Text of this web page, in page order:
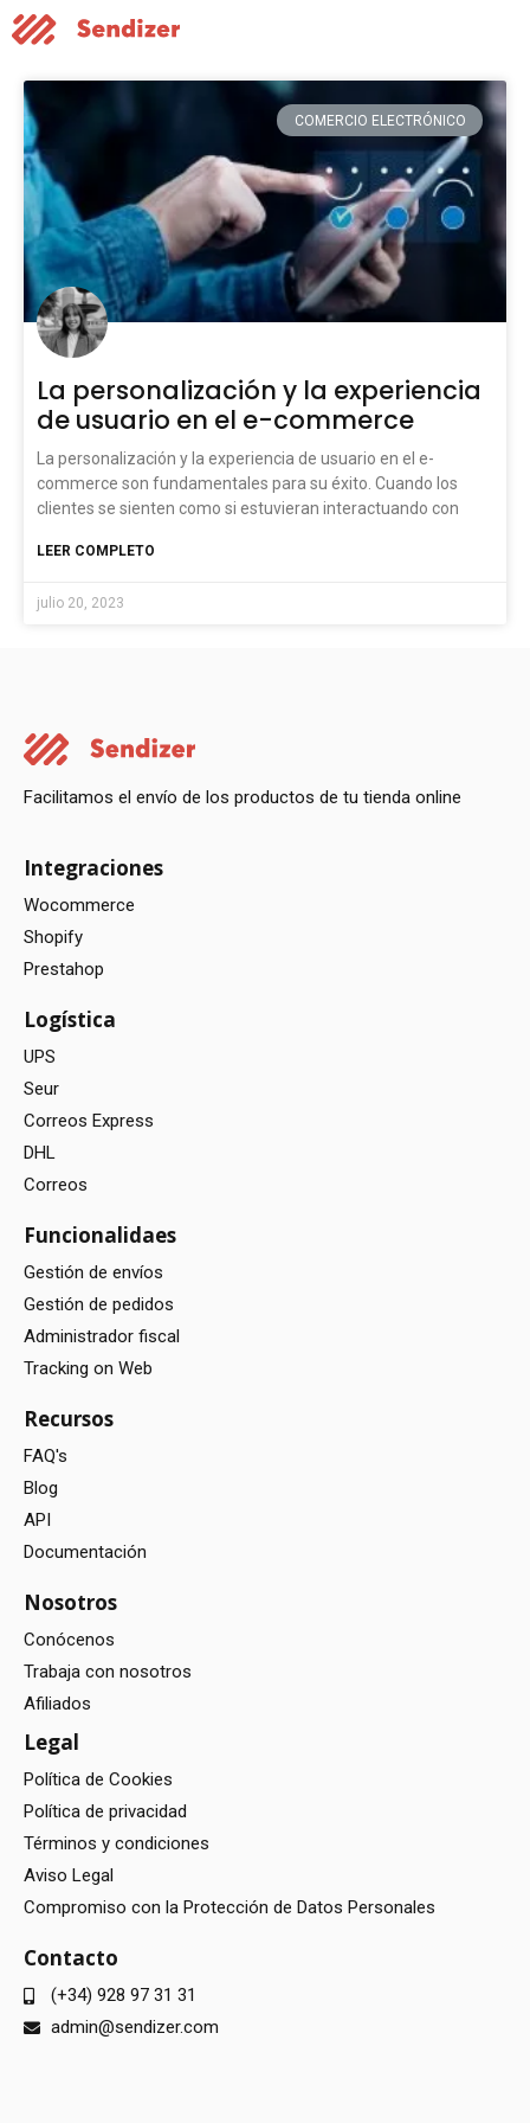
COMERCIO ELECTRÓNICO
La personalización y la experiencia
de usuario en el e-commerce
La personalización y la experiencia de usuario en el e-
commerce son fundamentales para su éxito. Cuando los
clientes se sienten como si estuvieran interactuando con
LEER COMPLETO
julio 20, 2023
Facilitamos el envío de los productos de tu tienda online
Integraciones
Wocommerce
Shopify
Prestahop
Logística
UPS
Seur
Correos Express
DHL
Correos
Funcionalidaes
Gestión de envíos
Gestión de pedidos
Administrador fiscal
Tracking on Web
Recursos
FAQ's
Blog
API
Documentación
Nosotros
Conócenos
Trabaja con nosotros
Afiliados
Legal
Política de Cookies
Política de privacidad
Términos y condiciones
Aviso Legal
Compromiso con la Protección de Datos Personales
Contacto
(+34) 928 97 31 31
admin@sendizer.com